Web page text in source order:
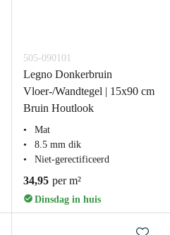
505-090101
Legno Donkerbruin
Vloer-/Wandtegel | 15x90 cm
Bruin Houtlook
Mat
8.5 mm dik
Niet-gerectificeerd
34,95 per m²
Dinsdag in huis